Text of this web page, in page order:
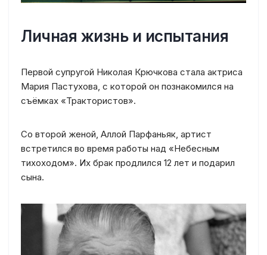
Личная жизнь и испытания
Первой супругой Николая Крючкова стала актриса
Мария Пастухова, с которой он познакомился на
съёмках «Трактористов».
Со второй женой, Аллой Парфаньяк, артист
встретился во время работы над «Небесным
тихоходом». Их брак продлился 12 лет и подарил
сына.